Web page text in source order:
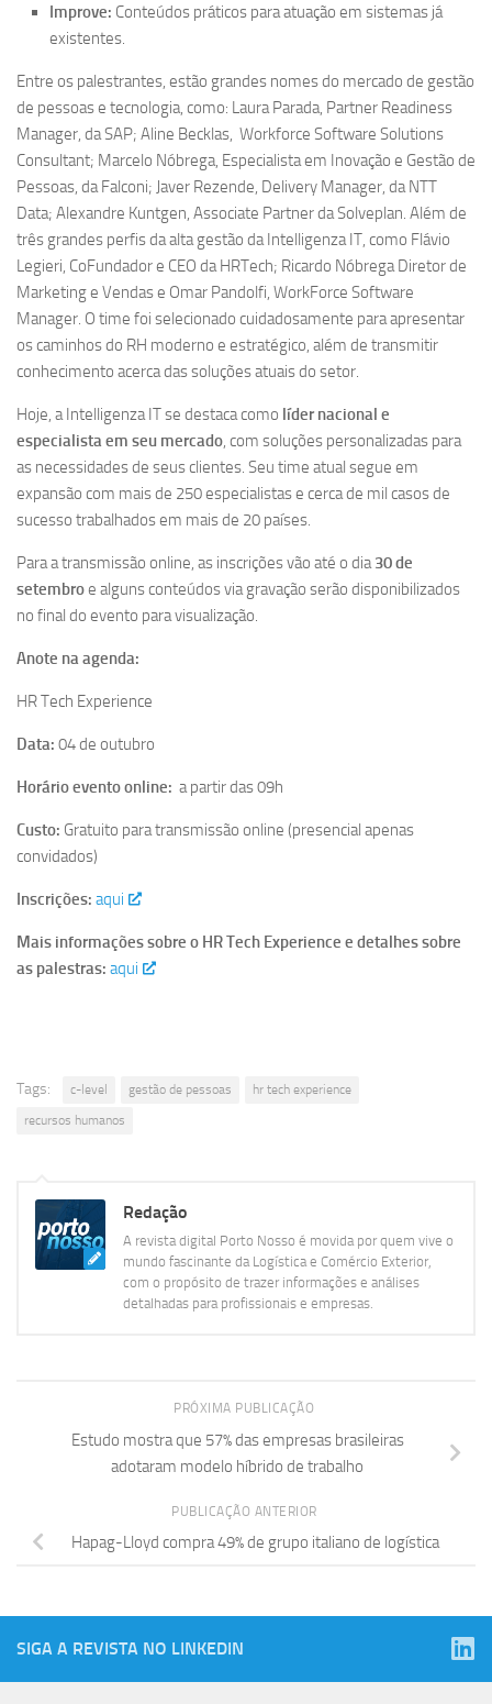
Improve: Conteúdos práticos para atuação em sistemas já
existentes.
Entre os palestrantes, estão grandes nomes do mercado de gestão
de pessoas e tecnologia, como: Laura Parada, Partner Readiness
Manager, da SAP; Aline Becklas, Workforce Software Solutions
Consultant; Marcelo Nóbrega, Especialista em Inovação e Gestão de
Pessoas, da Falconi; Javer Rezende, Delivery Manager, da NTT
Data; Alexandre Kuntgen, Associate Partner da Solveplan. Além de
três grandes perfis da alta gestão da Intelligenza IT, como Flávio
Legieri, CoFundador e CEO da HRTech; Ricardo Nóbrega Diretor de
Marketing e Vendas e Omar Pandolfi, WorkForce Software
Manager. O time foi selecionado cuidadosamente para apresentar
os caminhos do RH moderno e estratégico, além de transmitir
conhecimento acerca das soluções atuais do setor.
Hoje, a Intelligenza IT se destaca como líder nacional e
especialista em seu mercado, com soluções personalizadas para
as necessidades de seus clientes. Seu time atual segue em
expansão com mais de 250 especialistas e cerca de mil casos de
sucesso trabalhados em mais de 20 países.
Para a transmissão online, as inscrições vão até o dia30 de
setembroe alguns conteúdos via gravação serão disponibilizados
no final do evento para visualização.
Anote na agenda:
HR Tech Experience
Data: 04 de outubro
Horário evento online: a partir das 09h
Custo: Gratuito para transmissão online (presencial apenas
convidados)
Inscrições: aqui
Mais informações sobre o HR Tech Experience e detalhes sobre
as palestras: aqui
Tags: c-level gestão de pessoas
hr tech experience
recursos humanos
Redação
A revista digital Porto Nosso é movida por quem vive o
mundo fascinante da Logística e Comércio Exterior,
com o propósito de trazer informações e análises
detalhadas para profissionais e empresas.
PRÓXIMA PUBLICAÇÃO
Estudo mostra que 57% das empresas brasileiras
adotaram modelo híbrido de trabalho
PUBLICAÇÃO ANTERIOR
Hapag-Lloyd compra 49% de grupo italiano de logística
SIGA A REVISTA NO LINKEDIN